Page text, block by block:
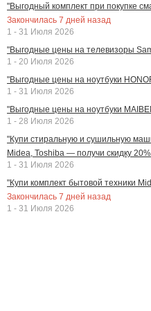
"Выгодный комплект при покупке
Закончилась 7 дней назад
1 - 31 Июля 2026
"Выгодные цены на телевизоры
1 - 20 Июля 2026
"Выгодные цены на ноутбуки
1 - 31 Июля 2026
"Выгодные цены на ноутбуки
1 - 28 Июля 2026
"Купи стиральную и сушильную
Midea, Toshiba — получи скидку
1 - 31 Июля 2026
"Купи комплект бытовой техники
Закончилась 7 дней назад
1 - 31 Июля 2026